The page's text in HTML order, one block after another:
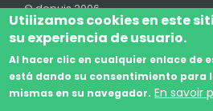
© depuis 2006
Avis Juridique Légal
Utilizamos cookies en este
su experiencia de usuario.
Al hacer clic en cualquier enlace de
está dando su consentimiento para
mismas en su navegador. En savoir